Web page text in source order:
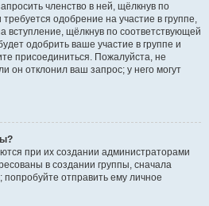
членство в ней, щёлкнув по
одобрение на участие в группе,
вступление, щёлкнув по соответствующей
одобрить ваше участие в группе и
присоединиться. Пожалуйста, не
он отклонил ваш запрос; у него могут
при их создании администраторами
в создании группы, сначала
отправить ему личное